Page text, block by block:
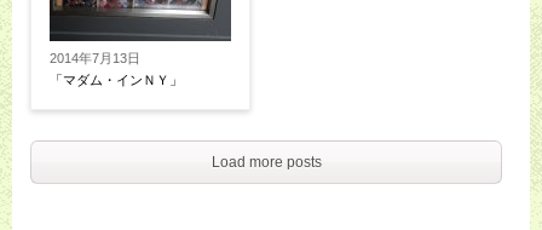
2014年7月13日
「マダム・インＮＹ」
Load more posts